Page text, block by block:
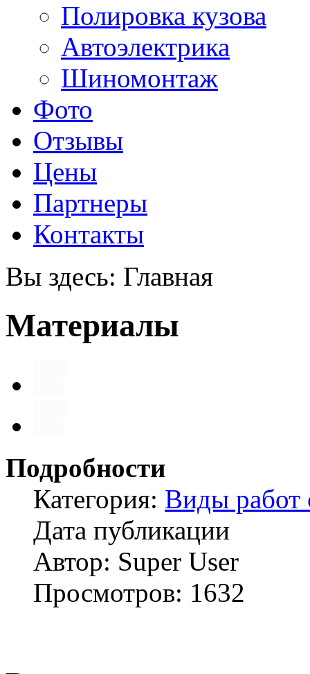
Полировка кузова
Автоэлектрика
Шиномонтаж
Фото
Отзывы
Цены
Партнеры
Контакты
Вы здесь: Главная
Материалы
Подробности
Категория: Виды работ
Дата публикации
Автор: Super User
Просмотров: 1632